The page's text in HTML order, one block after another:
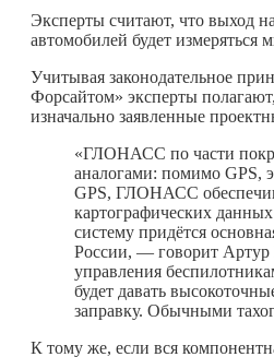
Эксперты считают, что выход
автомобилей будет измеряться
Учитывая законодательное
Форсайтом» эксперты
изначально заявленные
«ГЛОНАСС по части
аналогами: помимо GPS,
GPS, ГЛОНАСС
картографических
систему придётся
России, — говорит
управления
будет давать
заправку. Обычными
К тому же, если вся